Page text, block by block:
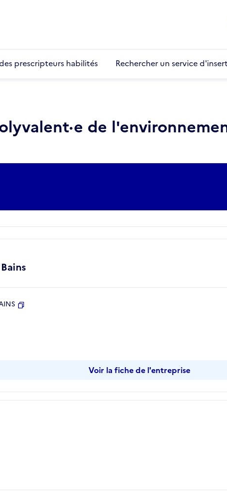
prescripteurs habilités Rechercher un service
de
Voir la fiche de l'entreprise